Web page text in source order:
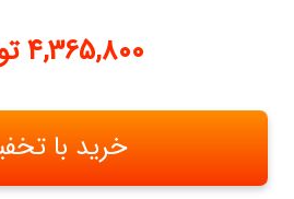
4,365,800
خرید با